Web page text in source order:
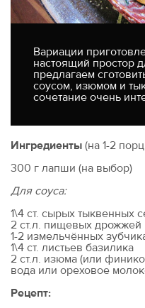
Вариации
настоящий простор
предлагаем
соусом, изюмом и
сочетание очень
Ингредиенты (на 1-2
300 г лапши (на выбор)
Для соуса:
1\4 ст. сырых тыквенных
2 ст.л. пищевых дрожжей
1-2 измельчённых
1\4 ст. листьев базилика
2 ст.л. изюма (или
вода или ореховое
Рецепт: